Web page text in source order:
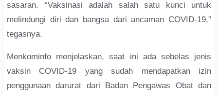
sasaran. “Vaksinasi adalah salah satu kunci untuk
melindungi diri dan bangsa dari ancaman COVID-19,”
tegasnya.
Menkominfo menjelaskan, saat ini ada sebelas jenis
vaksin COVID-19 yang sudah mendapatkan izin
penggunaan darurat dari Badan Pengawas Obat dan